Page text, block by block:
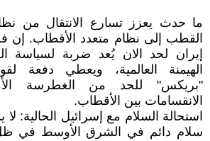
ما حدث يعزز تسارع الانتقال من
القطب إلى نظام متعدد الأقطاب.
إيران لحد الان يُعد ضربة
الهيمنة العالمية، ويعطي دفعة
"بريكس" للحد من الغطرسة
الانقسامات بين الأقطاب.
استحالة السلام مع إسرائيل الحالية:
سلام دائم في الشرق الأوسط في